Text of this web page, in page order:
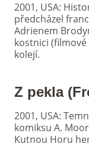
2001, USA:
předcházel
Adrienem
kostnici
kolejí.
Z pekla
2001, USA:
komiksu A.
Kutnou Horu